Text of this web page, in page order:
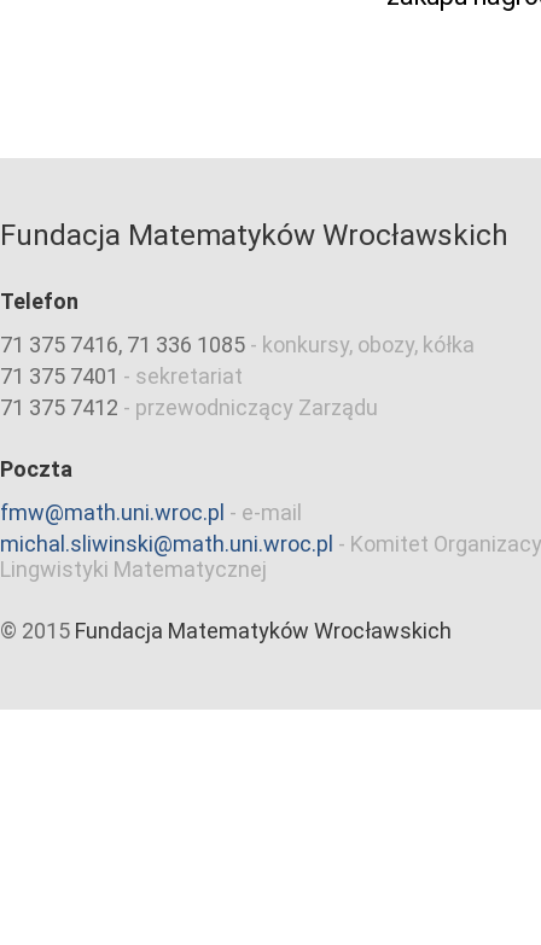
Fundacja Matematyków Wrocławskich
Telefon
71 375 7416, 71 336 1085 - konkursy, obozy, kółka
71 375 7401 - sekretariat
71 375 7412 - przewodniczący Zarządu
Poczta
fmw@math.uni.wroc.pl - e-mail
michal.sliwinski@math.uni.wroc.pl - Komitet
Lingwistyki Matematycznej
© 2015 Fundacja Matematyków Wrocławskich